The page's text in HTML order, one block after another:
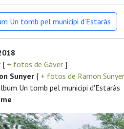
Un tomb pel municipi d'Estaràs
[ + fotos de Gàver ]
Sunyer [ + fotos de Ramon
Un tomb pel municipi d'Estaràs